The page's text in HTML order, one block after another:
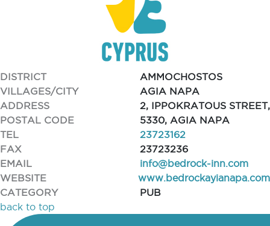
DISTRICT
AMMOCHOSTOS
VILLAGES/CITY
AGIA NAPA
ADDRESS
2, IPPOKRATOUS STREET,
POSTAL CODE
5330, AGIA NAPA
TEL
23723162
FAX
23723236
EMAIL
info@bedrock-inn.com
WEBSITE
www.bedrockayianapa.com
CATEGORY
PUB
back to top